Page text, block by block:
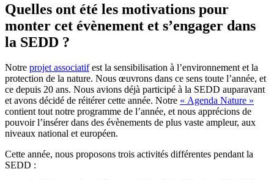
Quelles ont été les motivations pour
monter cet évènement et s’engager dans
la SEDD ?
Notre projet associatifest la sensibilisation à l’environnement et la
protection de la nature. Nous œuvrons dans ce sens toute l’année, et
ce depuis 20 ans. Nous avions déjà participé à la SEDD auparavant
et avons décidé de réitérer cette année. Notre « Agenda Nature »
contient tout notre programme de l’année, et nous apprécions de
pouvoir l’insérer dans des évènements de plus vaste ampleur, aux
niveaux national et européen.
Cette année, nous proposons trois activités différentes pendant la
SEDD :